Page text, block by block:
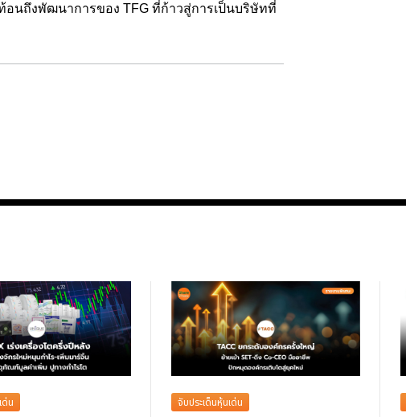
อนถึงพัฒนาการของ TFG ที่ก้าวสู่การเป็นบริษัทที่
ด่น จับประเด็นหุ้นเด่น